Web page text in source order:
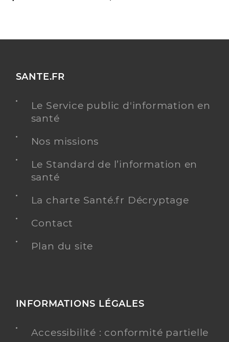
SANTE.FR
Le Service public d'information en
santé
Nos missions
Le Standard de l’information en
santé
La charte Santé.fr Décryptage
Contact
Plan du site
INFORMATIONS LÉGALES
Accessibilité : conformité partielle